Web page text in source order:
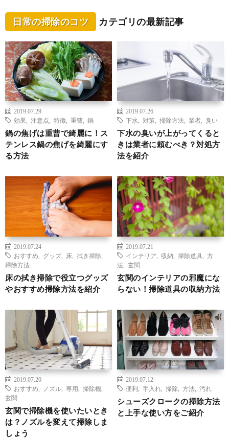
日常の掃除のコツ カテゴリの最新記事
2019.07.29
効果
注意点 特徴 重曹 鍋
鍋の焦げは重曹で綺麗に！ス
テンレス鍋の焦げを綺麗にす
る方法
2019.07.26
下水
対策 掃除方法 業者 臭い
下水の臭いが上がってくると
きは業者に頼むべき？対処方
法を紹介
2019.07.24
おすすめ
グッズ 床 拭き掃除
掃除方法
床の拭き掃除で役立つグッズ
やおすすめ掃除方法を紹介
2019.07.21
インテリア
収納 掃除道具
方
法
玄関
玄関のインテリアの邪魔にな
らない！掃除道具の収納方法
2019.07.20
おすすめ
ノズル 専用 掃除機
玄関
玄関で掃除機を使いたいとき
は？ノズルを変えて掃除しま
しょう
2019.07.12
便利
手入れ 掃除 方法 汚れ
シューズクロークの掃除方法
と上手な使い方をご紹介